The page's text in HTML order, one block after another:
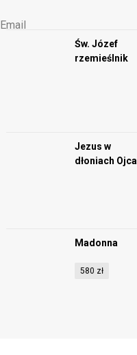
Email
Św. Józef
rzemieślnik
Jezus w
dłoniach Ojca
Madonna
580 zł